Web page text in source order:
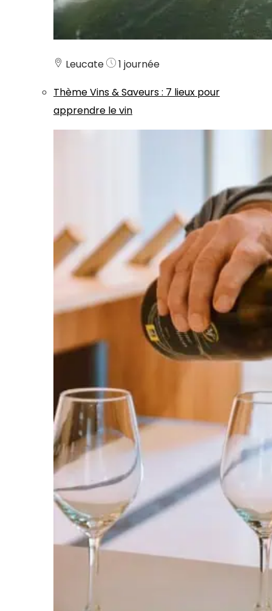
Leucate
1 journée
ThèmeVins & Saveurs: 7 lieux pour
apprendre le vin